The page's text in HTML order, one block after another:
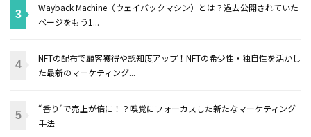
Wayback Machine（ウェイバックマシン）とは？過去公開されていた
ページをもう1...
NFTの配布で顧客獲得や認知度アップ！NFTの希少性・独自性を活かし
た最新のマーケティング...
“香り”で売上が倍に！？嗅覚にフォーカスした新たなマーケティング
手法